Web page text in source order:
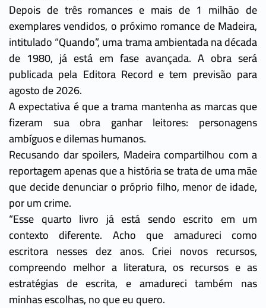
Depois de três romances e mais de 1 milhão de
exemplares vendidos, o próximo romance de Madeira,
intitulado “Quando”, uma trama ambientada na década
de 1980, já está em fase avançada. A obra será
publicada pela Editora Record e tem previsão para
agosto de 2026.
A expectativa é que a trama mantenha as marcas que
fizeram sua obra ganhar leitores: personagens
ambíguos e dilemas humanos.
Recusando dar spoilers, Madeira compartilhou com a
reportagem apenas que a história se trata de uma mãe
que decide denunciar o próprio filho, menor de idade,
por um crime.
“Esse quarto livro já está sendo escrito em um
contexto diferente. Acho que amadureci como
escritora nesses dez anos. Criei novos recursos,
compreendo melhor a literatura, os recursos e as
estratégias de escrita, e amadureci também nas
minhas escolhas, no que eu quero.